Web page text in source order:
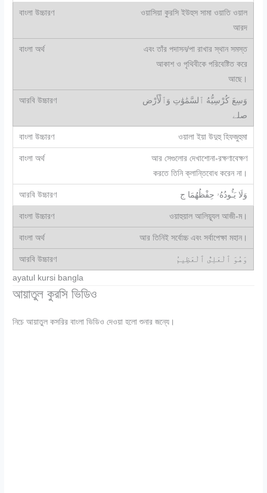
ওয়াসিয়া কুরসি ইউহুস সামা ওয়াতি ওয়াল
আরদ
এবং তাঁর পদাসন/পা রাখার স্থান সমস্ত
আকাশ ও পৃথিবীকে পরিবেষ্টিত করে
আছে।
وَسِعَ كُرْسِيُّهُ ٱلسَّمَٰوَٰتِ وَٱلْأَرْض
صلے
ওয়ালা ইয়া উদুহু হিফজুহুমা
আর সেগুলোর দেখাশোনা-রক্ষণাবেক্ষণ
করতে তিনি ক্লান্তিবোধ করেন না।
وَلَا يَـُٔودُهُۥ حِفْظُهُمَا ج
ওয়াহুয়াল আলিয়্যূল আজী-ম।
আর তিনিই সর্বোচ্চ এবং সর্বাপেক্ষা মহান।
وَهُوَ ٱلْعَلِىُّ ٱلْعَظِيمُ
ayatul kursi bangla
আয়াতুল কুরসি ভিডিও
নিচে আয়াতুল কসরির বাংলা ভিডিও দেওয়া হলো শুনার জন্যে।